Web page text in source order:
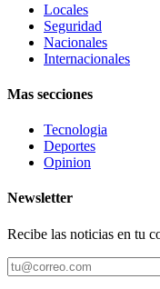
Locales
Seguridad
Nacionales
Internacionales
Mas secciones
Tecnologia
Deportes
Opinion
Newsletter
Recibe las noticias en tu